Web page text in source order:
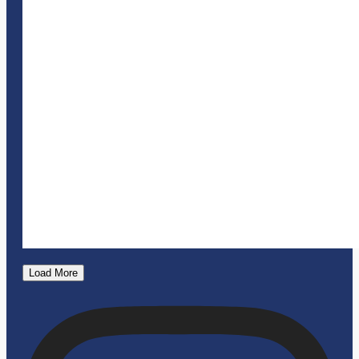
Load More